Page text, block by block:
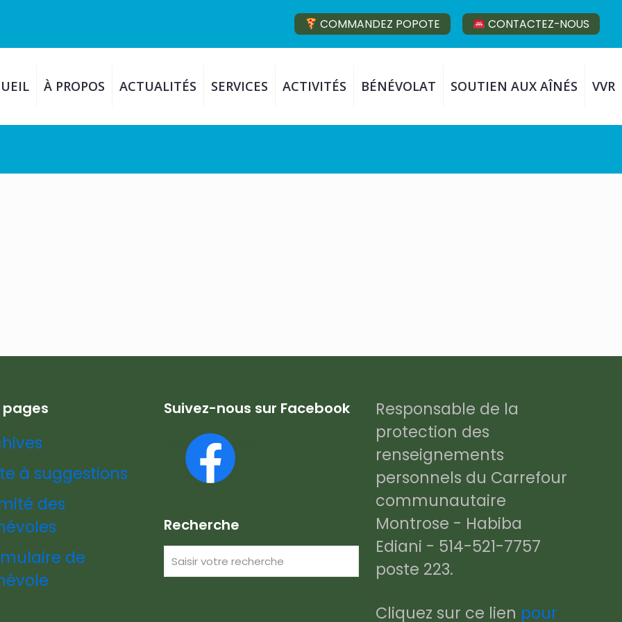
COMMANDEZ POPOTE CONTACTEZ-NOUS
À PROPOS ACTUALITÉS SERVICES ACTIVITÉS BÉNÉVOLAT SOUTIEN AUX AÎNÉS VVR
à suggestions
des
de
Suivez-nous sur Facebook
Recherche
Responsable de la
protection des
renseignements
personnels du Carrefour
communautaire
Montrose - Habiba
Ediani - 514-521-7757
poste 223.
Cliquez sur ce lien pour